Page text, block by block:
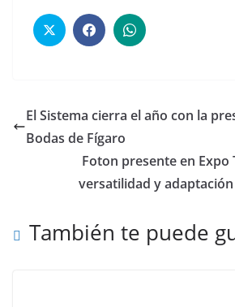
El Sistema cierra el año con la
Bodas de Fígaro
Foton presente en Expo
versatilidad y
También te puede